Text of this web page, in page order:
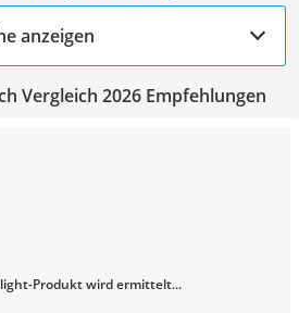
anzeigen
Vergleich 2026 Empfehlungen
Produkt wird ermittelt...